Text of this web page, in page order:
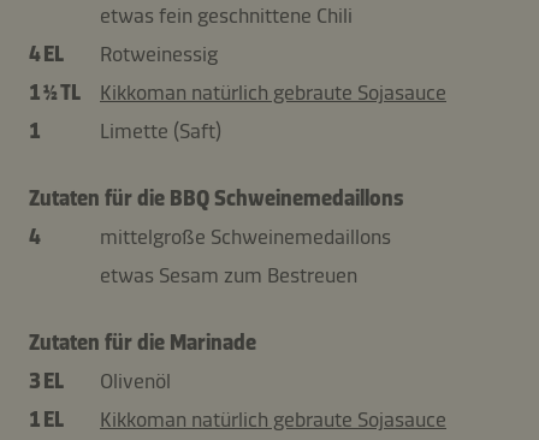
etwas fein geschnittene Chili
4 EL
Rotweinessig
1 ½ TL
Kikkoman natürlich gebraute Sojasauce
1
Limette (Saft)
Zutaten für die BBQ Schweinemedaillons
4
mittelgroße Schweinemedaillons
etwas Sesam zum Bestreuen
Zutaten für die Marinade
3 EL
Olivenöl
1 EL
Kikkoman natürlich gebraute Sojasauce